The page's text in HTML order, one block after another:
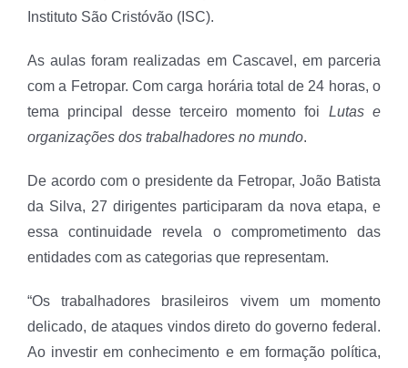
Instituto São Cristóvão (ISC).
As aulas foram realizadas em Cascavel, em parceria
com a Fetropar. Com carga horária total de 24 horas, o
tema principal desse terceiro momento foi Lutas e
organizações dos trabalhadores no mundo.
De acordo com o presidente da Fetropar, João Batista
da Silva, 27 dirigentes participaram da nova etapa, e
essa continuidade revela o comprometimento das
entidades com as categorias que representam.
“Os trabalhadores brasileiros vivem um momento
delicado, de ataques vindos direto do governo federal.
Ao investir em conhecimento e em formação política,